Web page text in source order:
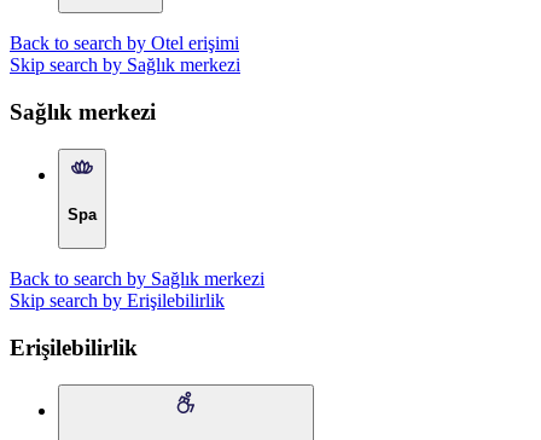
Back to search by Otel erişimi
Skip search by Sağlık merkezi
Sağlık merkezi
Spa
Back to search by Sağlık merkezi
Skip search by Erişilebilirlik
Erişilebilirlik